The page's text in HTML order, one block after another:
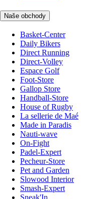
Naše obchody
Basket-Center
Daily Bikers
Direct Running
Direct-Volley
Espace Golf
Foot-Store
Gallop Store
Handball-Store
House of Rugby
La sellerie de Maé
Made in Paradis
Nauti-wave
On-Fight
Padel-Expert
Pecheur-Store
Pet and Garden
Slowood Interior
Smash-Expert